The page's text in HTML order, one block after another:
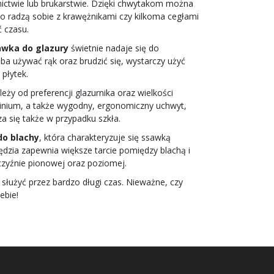
lub brukarstwie. Dzięki chwytakom można
sobie z krawężnikami czy kilkoma cegłami
czasu.
do glazury świetnie nadaje się do
używać rąk oraz brudzić się, wystarczy użyć
od preferencji glazurnika oraz wielkości
a także wygodny, ergonomiczny uchwyt,
się także w przypadku szkła.
blachy, która charakteryzuje się ssawką
zapewnia większe tarcie pomiędzy blachą i
pionowej oraz poziomej.
przez bardzo długi czas. Nieważne, czy